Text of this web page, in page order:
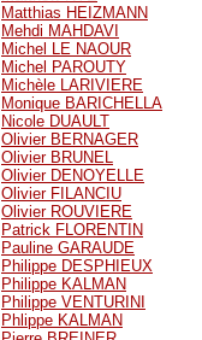
Matthias HEIZMANN
Mehdi MAHDAVI
Michel LE NAOUR
Michel PAROUTY
Michèle LARIVIERE
Monique BARICHELLA
Nicole DUAULT
Olivier BERNAGER
Olivier BRUNEL
Olivier DENOYELLE
Olivier FILANCIU
Olivier ROUVIERE
Patrick FLORENTIN
Pauline GARAUDE
Philippe DESPHIEUX
Philippe KALMAN
Philippe VENTURINI
Phlippe KALMAN